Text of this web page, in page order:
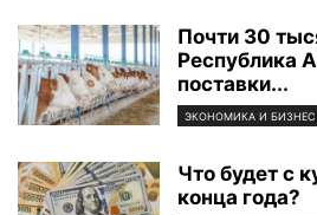
Почти 30
Республика
поставки...
ЭКОНОМИКА И БИЗНЕС
Что будет с
конца года?